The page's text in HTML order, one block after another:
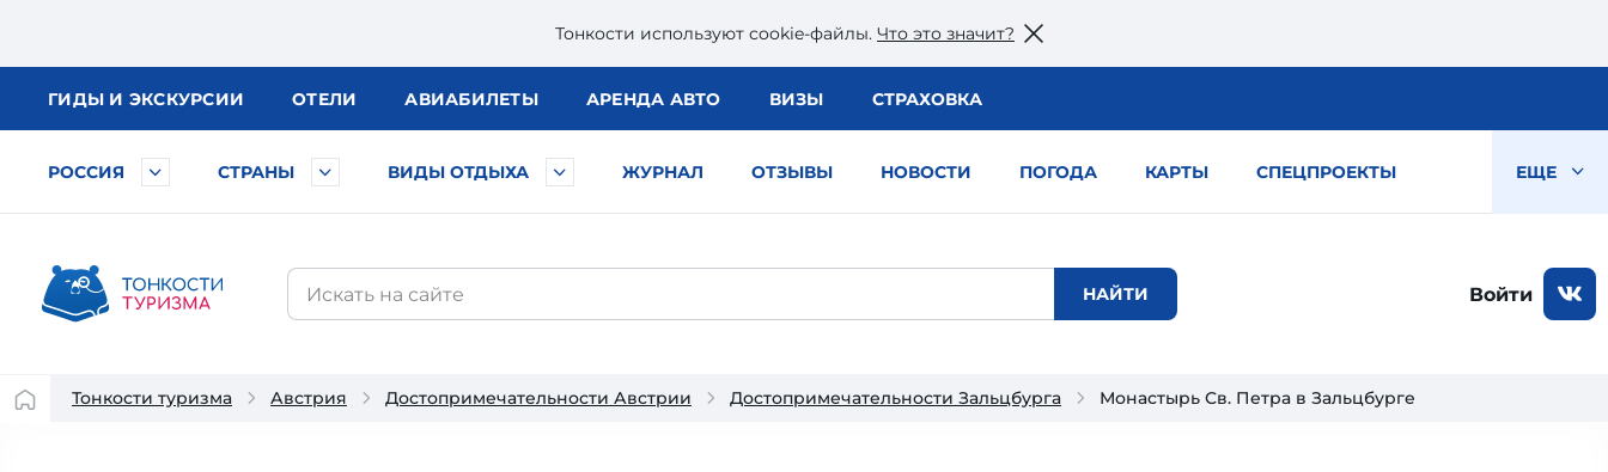
Тонкости используют сookie-файлы. Что это значит?
ГИДЫ И ЭКСКУРСИИ ОТЕЛИ АВИАБИЛЕТЫ АРЕНДА АВТО ВИЗЫ СТРАХОВКА
РОССИЯ СТРАНЫ ВИДЫ ОТДЫХА ЖУРНАЛ ОТЗЫВЫ НОВОСТИ ПОГОДА КАРТЫ СПЕЦПРОЕКТЫ ЕЩЕ
Войти
Тонкости туризма Австрия Достопримечательности Австрии Достопримечательности Зальцбурга Монастырь Св. Петра в Зальцбурге